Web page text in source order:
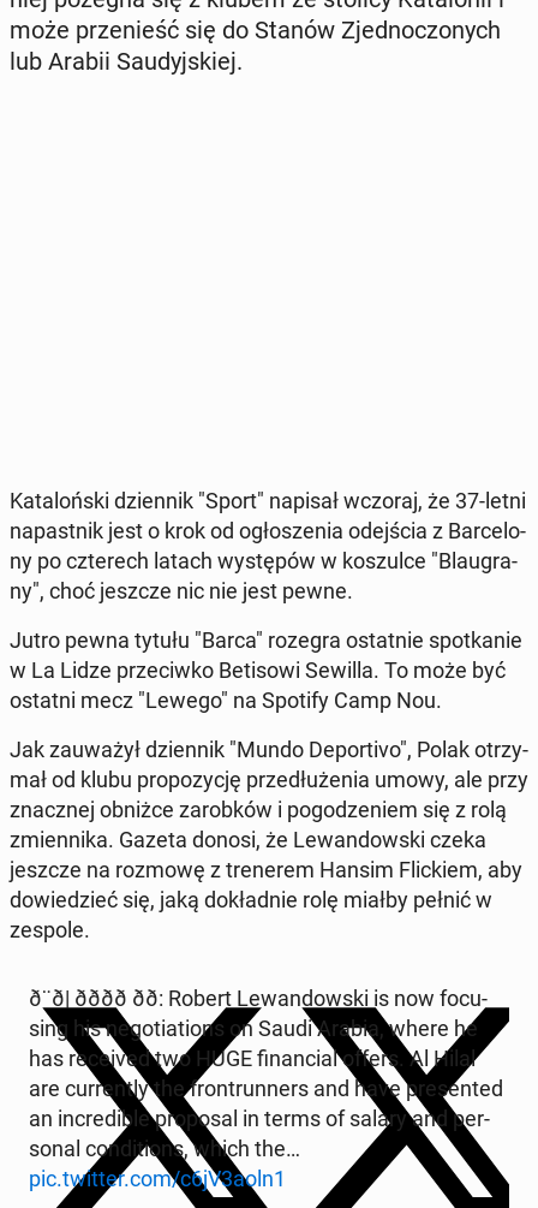
może prze­nieść się do Stanów Zjed­no­czo­nych
lub Arabii Sau­dyj­skiej.
Ka­ta­loń­ski dzien­nik "Sport" napisał wczoraj, że 37-letni
na­past­nik jest o krok od ogło­sze­nia odej­ścia z Bar­ce­lo­
ny po czte­rech latach wy­stę­pów w ko­szul­ce "Blau­gra­
ny", choć jeszcze nic nie jest pewne.
Jutro pewna tytułu "Barca" rozegra ostat­nie spo­tka­nie
w La Lidze prze­ciw­ko Be­ti­so­wi Sewilla. To może być
ostatni mecz "Lewego" na Spotify Camp Nou.
Jak za­uwa­żył dzien­nik "Mundo De­por­ti­vo", Polak otrzy­
mał od klubu pro­po­zy­cję prze­dłu­że­nia umowy, ale przy
znacz­nej obniżce za­rob­ków i po­go­dze­niem się z rolą
zmien­ni­ka. Gazeta donosi, że Le­wan­dow­ski czeka
jeszcze na rozmowę z tre­ne­rem Hansim Flic­kiem, aby
do­wie­dzieć się, jaką do­kład­nie rolę miałby pełnić w
zespole.
ð¨ð| ðððð ðð: Robert Le­wan­dow­ski is now fo­cu­
sing his ne­go­tia­tions on Saudi Arabia, where he
has re­ce­ived two HUGE fi­nan­cial offers. Al Hilal
are cur­ren­tly the fron­trun­ners and have pre­sen­ted
an in­cre­di­ble pro­po­sal in terms of salary and per­
so­nal con­di­tions, which the…
pic.twitter.com/c6jV3aoln1